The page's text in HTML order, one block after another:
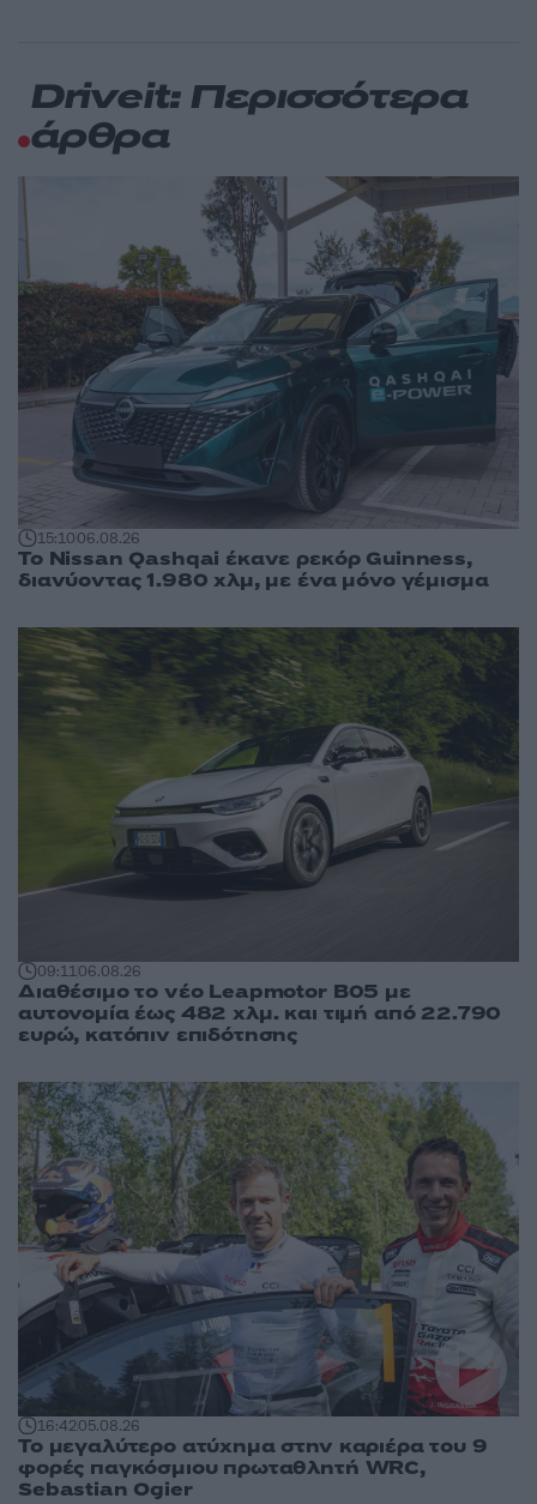
Driveit: Περισσότερα
άρθρα
15:1006.08.26
Το Nissan Qashqai έκανε ρεκόρ Guinness,
διανύοντας 1.980 χλμ, με ένα μόνο γέμισμα
09:1106.08.26
Διαθέσιμο το νέο Leapmotor B05 με
αυτονομία έως 482 χλμ. και τιμή από 22.790
ευρώ, κατόπιν επιδότησης
16:4205.08.26
Το μεγαλύτερο ατύχημα στην καριέρα του 9
φορές παγκόσμιου πρωταθλητή WRC,
Sebastian Ogier